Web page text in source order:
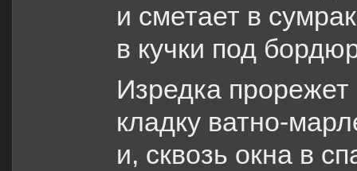
и сметает в
в кучки под
Изредка прорежет
кладку ватно-
и, сквозь окна в